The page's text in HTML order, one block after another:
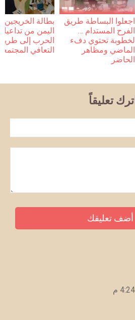
اجعلوا البساطة طريق
الفرح المستدام …
لخطوبة تحتوي دفء
الماضي ومظاهر
الحاضر
بطالة
اليمن من
الحرب إلى
التعافي
اترك تعليقاً